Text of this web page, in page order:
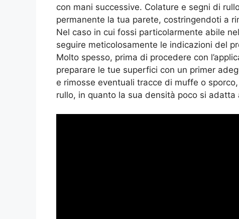
con mani successive. Colature e segni di
permanente la tua parete, costringendoti a
Nel caso in cui fossi particolarmente abile
seguire meticolosamente le indicazioni del
Molto spesso, prima di procedere con
preparare le tue superfici con un primer
e rimosse eventuali tracce di muffe o
rullo, in quanto la sua densità poco si adatta